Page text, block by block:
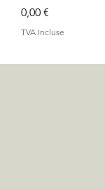
Prix
0,00 €
TVA Incluse